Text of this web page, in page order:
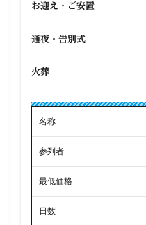
お迎え・ご安置
通夜・告別式
火葬
名称
参列者
最低価格
日数